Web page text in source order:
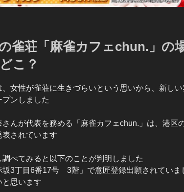
雀荘「麻雀カフェchun.」の
こ？
女性が雀荘に生きづらいという思いから、新しい
ンしました
さんが代表を務める「麻雀カフェchun.」は、港区
されています
べてみると以下のことが判明しました
坂3丁目6番17号 3階」で意匠登録出願されていま
と思います